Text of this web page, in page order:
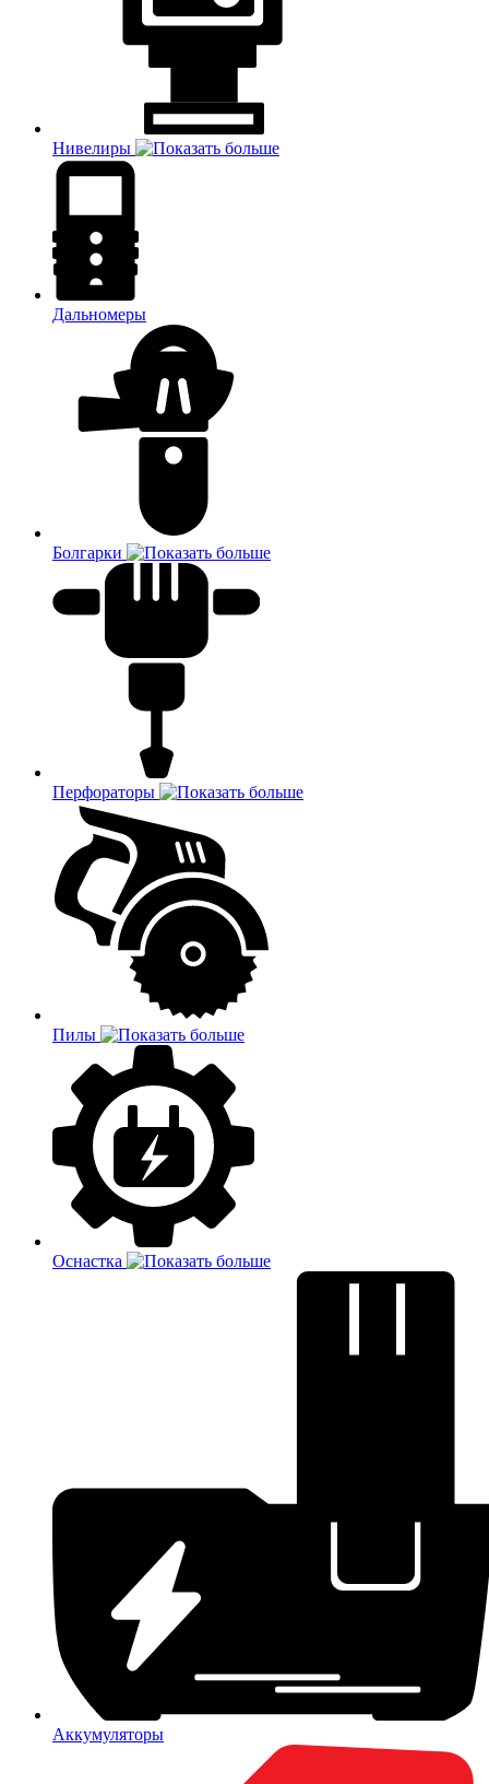
Нивелиры
Дальномеры
Болгарки
Перфораторы
Пилы
Оснастка
Аккумуляторы